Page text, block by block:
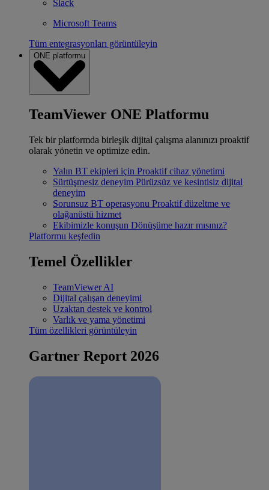
Slack
Microsoft Teams
Tüm entegrasyonları görüntüleyin
ONE platformu
TeamViewer ONE Platformu
Tek bir platformda birleşik dijital çalışma alanınızı proaktif
olarak yönetin ve optimize edin.
Yalın BT ekipleri için Proaktif cihaz yönetimi
Sürtüşmesiz deneyim Pürüzsüz ve kesintisiz dijital
deneyim
Sorunsuz BT operasyonu Proaktif düzeltme ve
olağanüstü hizmet
Ekibimizle konuşun Dönüşüme hazır mısınız?
Platformu keşfedin
Temel Özellikler
TeamViewer AI
Dijital çalışan deneyimi
Uzaktan destek ve kontrol
Varlık ve yama yönetimi
Tüm özellikleri görüntüleyin
Gartner Report 2026